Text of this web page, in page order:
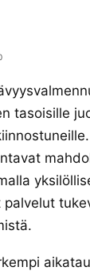
tasoisille
palvelut